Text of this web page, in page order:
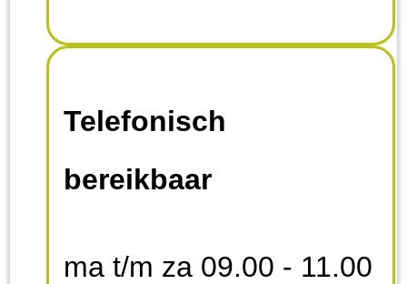
Telefonisch
bereikbaar
ma t/m za 09.00 - 11.00